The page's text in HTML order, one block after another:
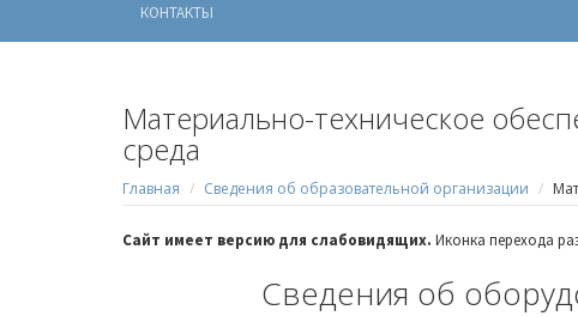
КОНТАКТЫ
Материально-техническое
среда
Главная Сведения об образовательной организации
Сайт имеет версию для слабовидящих. Иконка перехода
Сведения об